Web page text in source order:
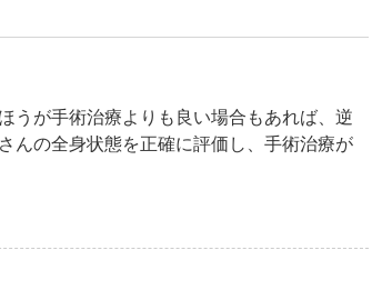
うが手術治療よりも良い場合もあれば、逆
んの全身状態を正確に評価し、手術治療が